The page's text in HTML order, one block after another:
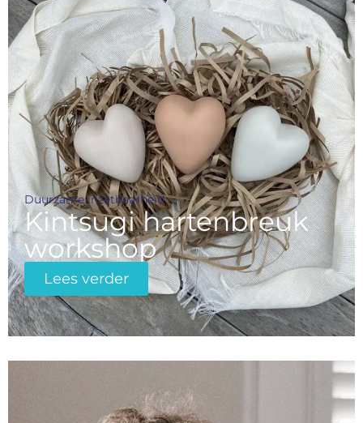
Duurzame inzetbaarheid
Kintsugi hartenbreuk
workshop
Lees verder